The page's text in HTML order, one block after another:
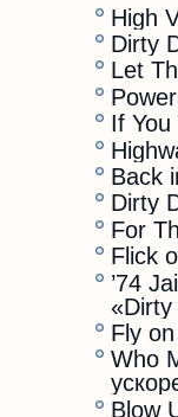
High
Dirty
Let
If You
Back
Dirty
For
Flick
’74
Fly on
Who
Blow